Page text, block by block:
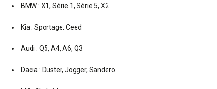
BMW : X1, Série 1, Série 5, X2
Kia : Sportage, Ceed
Audi : Q5, A4, A6, Q3
Dacia : Duster, Jogger, Sandero